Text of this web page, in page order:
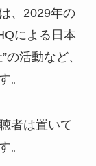
、2029年の
による日本
活動など、
。
者は置いて
。